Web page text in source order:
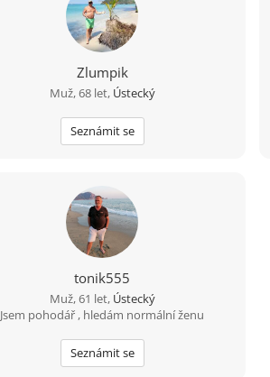
Zlumpik
Muž, 68 let, Ústecký
Seznámit se
tonik555
Muž, 61 let, Ústecký
Jsem pohodář , hledám normální ženu
Seznámit se